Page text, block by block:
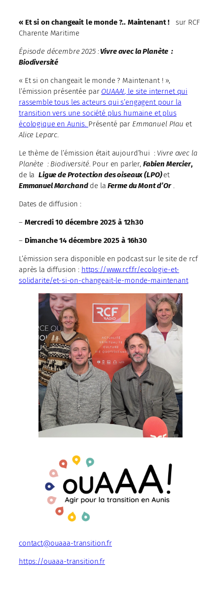
« Et si on changeait le monde ?.. Maintenant !
sur RCF
Charente Maritime
Épisode décembre 2025 :Vivre avec la Planète :
Biodiversité
« Et si on changeait le monde ? Maintenant ! »,
l’émission présentée par OUAAA!, le site internet qui
rassemble tous les acteurs qui s’engagent pour la
transition vers une société plus humaine et plus
écologique en Aunis. Présenté par Emmanuel PIau et
Alice Leparc.
Le thème de l’émission était aujourd’hui : Vivre avec la
Planète : Biodiversité. Pour en parler, Fabien Mercier,
de la Ligue de Protection des oiseaux (LPO)et
Emmanuel Marchand de laFerme du Mont d’Or .
Dates de diffusion :
– Mercredi 10 décembre 2025 à 12h30
– Dimanche 14 décembre 2025 à 16h30
L’émission sera disponible en podcast sur le site de rcf
après la diffusion : https://www.rcf.fr/ecologie-et-
solidarite/et-si-on-changeait-le-monde-maintenant
contact@ouaaa-transition.fr
https://ouaaa-transition.fr